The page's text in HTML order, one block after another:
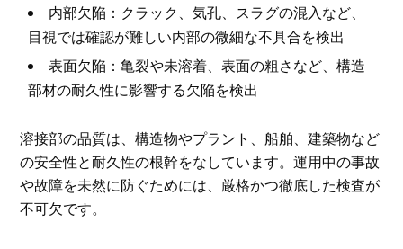
内部欠陥：クラック、気孔、スラグの混入など、
目視では確認が難しい内部の微細な不具合を検出
表面欠陥：亀裂や未溶着、表面の粗さなど、構造
部材の耐久性に影響する欠陥を検出
溶接部の品質は、構造物やプラント、船舶、建築物など
の安全性と耐久性の根幹をなしています。運用中の事故
や故障を未然に防ぐためには、厳格かつ徹底した検査が
不可欠です。